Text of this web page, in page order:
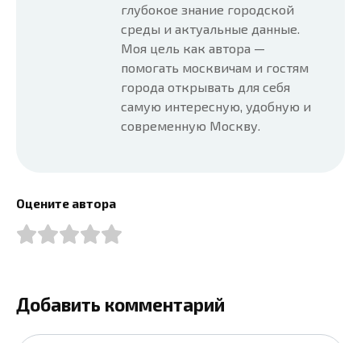
глубокое знание городской
среды и актуальные данные.
Моя цель как автора —
помогать москвичам и гостям
города открывать для себя
самую интересную, удобную и
современную Москву.
Оцените автора
Добавить комментарий